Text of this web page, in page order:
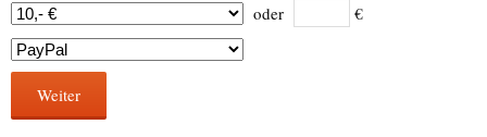
oder €
Weiter